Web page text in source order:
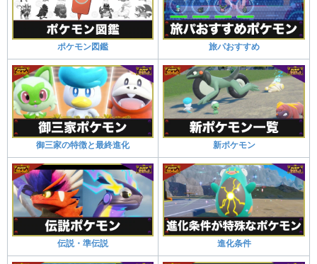
ポケモン図鑑 旅パおすすめ
御三家の特徴と最終進化 新ポケモン
伝説・準伝説 進化条件